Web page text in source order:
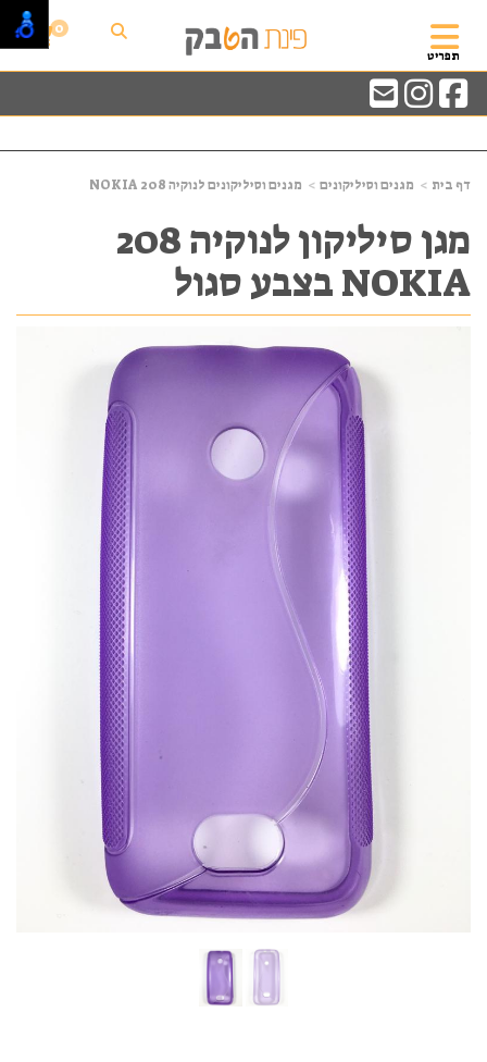
תפריט
0
דף בית מגנים וסיליקונים מגנים וסיליקונים לנוקיה NOKIA 208
מגן סיליקון לנוקיה 208
NOKIA בצבע סגול